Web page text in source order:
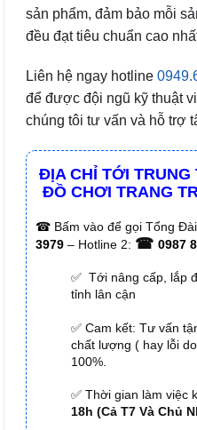
sản phẩm, đảm bảo mỗi
đều đạt tiêu chuẩn cao
Liên hệ ngay hotline
để được đội ngũ kỹ thuật
chúng tôi tư vấn và hỗ trợ
ĐỊA CHỈ TỚI TRUNG
ĐỒ CHƠI TRANG
☎ Bấm vào để gọi Tổng Đài
3979 – Hotline 2: ☎ 0987
✅ Tới nâng cấp, lắp
tỉnh lân cận
✅ Cam kết: Tư vấn
chất lượng ( hay lỗi
100%.
✅ Thời gian làm việc
18h (Cả T7 Và Chủ